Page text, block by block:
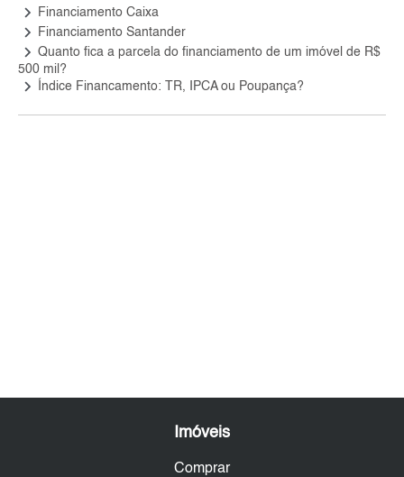
keyboard_arrow_right Financiamento Caixa
keyboard_arrow_right Financiamento Santander
keyboard_arrow_right Quanto fica a parcela do financiamento de um imóvel de R$
500 mil?
keyboard_arrow_right Índice Financamento: TR, IPCA ou Poupança?
Imóveis
Comprar